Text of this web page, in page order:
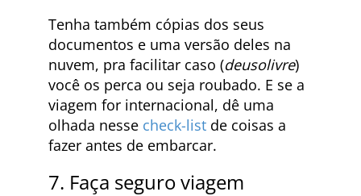
Tenha também cópias dos seus
documentos e uma versão deles na
nuvem, pra facilitar caso (deusolivre)
você os perca ou seja roubado. E se a
viagem for internacional, dê uma
olhada nesse check-list de coisas a
fazer antes de embarcar.
7. Faça seguro viagem